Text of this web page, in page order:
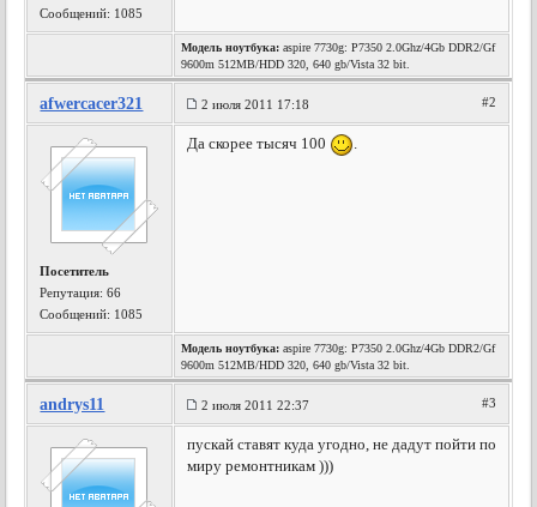
Сообщений: 1085
Модель ноутбука: aspire 7730g: P7350 2.0Ghz/4Gb DDR2/Gf
9600m 512MB/HDD 320, 640 gb/Vista 32 bit.
afwercacer321 2 июля 2011 17:18 #2
Посетитель
Репутация:66
Сообщений: 1085
Да скорее тысяч 100 .
Модель ноутбука: aspire 7730g: P7350 2.0Ghz/4Gb DDR2/Gf
9600m 512MB/HDD 320, 640 gb/Vista 32 bit.
andrys11 2 июля 2011 22:37 #3
пускай ставят куда угодно, не дадут пойти по
миру ремонтникам )))